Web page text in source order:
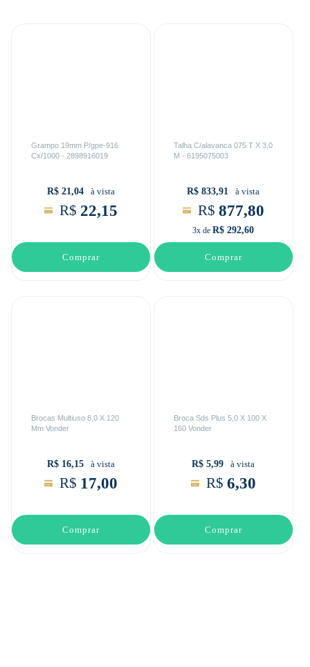
Grampo 19mm P/gpe-916
Cx/1000 - 2898916019
R$ 21,04 à vista
R$ 22,15
Comprar
Talha C/alavanca 075 T X 3,0
M - 6195075003
R$ 833,91 à vista
R$ 877,80
3x de R$ 292,60
Comprar
Brocas Multiuso 8,0 X 120
Mm Vonder
R$ 16,15 à vista
R$ 17,00
Comprar
Broca Sds Plus 5,0 X 100 X
160 Vonder
R$ 5,99 à vista
R$ 6,30
Comprar